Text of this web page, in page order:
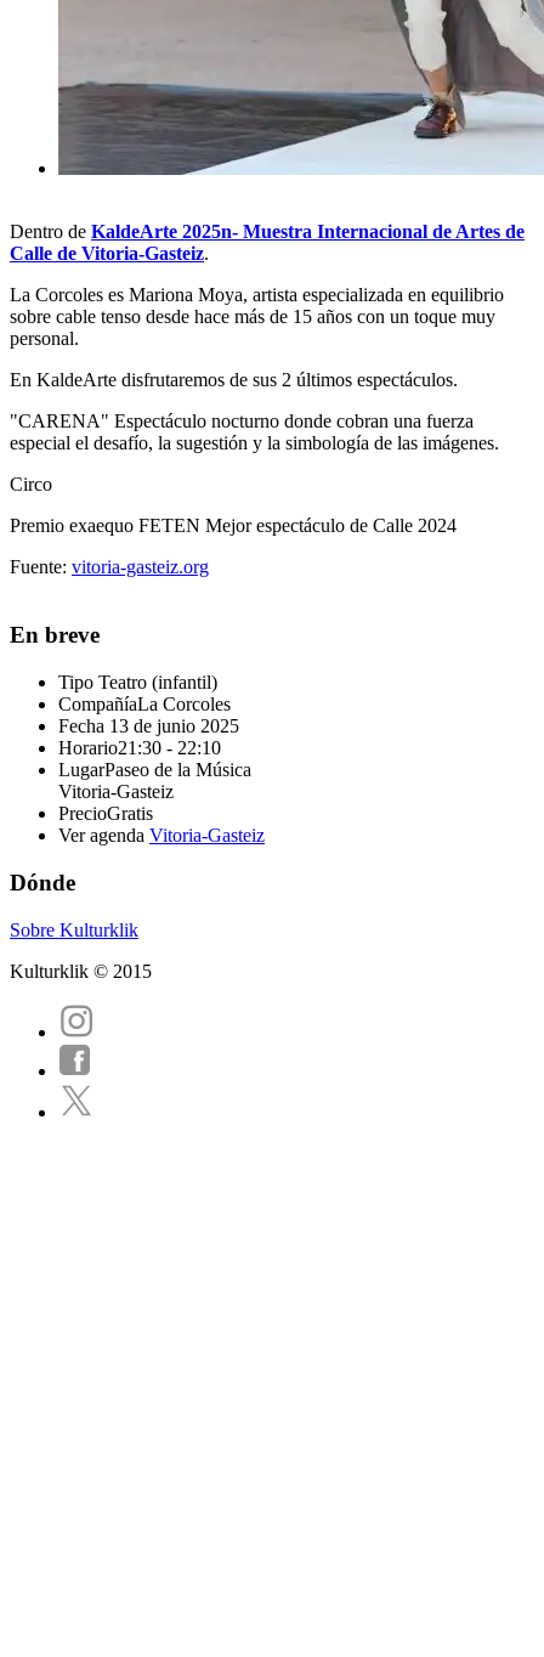
Dentro de KaldeArte 2025n- Muestra Internacional de Artes de
Calle de Vitoria-Gasteiz.
La Corcoles es Mariona Moya, artista especializada en equilibrio
sobre cable tenso desde hace más de 15 años con un toque muy
personal.
En KaldeArte disfrutaremos de sus 2 últimos espectáculos.
"CARENA" Espectáculo nocturno donde cobran una fuerza
especial el desafío, la sugestión y la simbología de las imágenes.
Circo
Premio exaequo FETEN Mejor espectáculo de Calle 2024
Fuente: vitoria-gasteiz.org
En breve
Tipo Teatro (infantil)
CompañíaLa Corcoles
Fecha 13 de junio 2025
Horario21:30 - 22:10
LugarPaseo de la Música
Vitoria-Gasteiz
PrecioGratis
Ver agenda Vitoria-Gasteiz
Dónde
Sobre Kulturklik
Kulturklik © 2015